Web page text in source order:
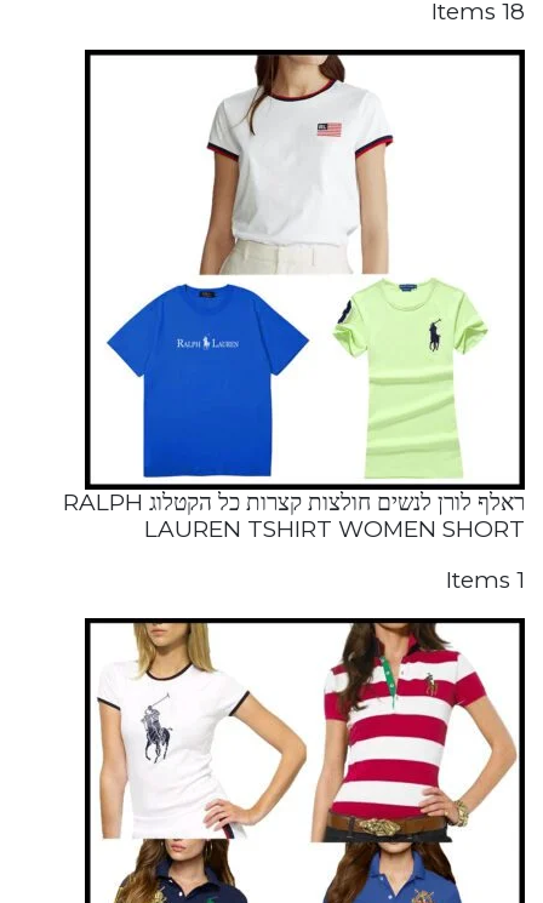
18 Items
ראלף לורן לנשים חולצות קצרות כל הקטלוג RALPH
LAUREN TSHIRT WOMEN SHORT
1 Items